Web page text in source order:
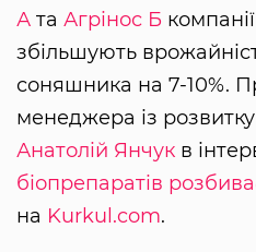
А та Агрінос Б компанії
збільшують
соняшника на 7-10%.
менеджера із розвитку
Анатолій Янчук в
біопрепаратів
на Kurkul.com.